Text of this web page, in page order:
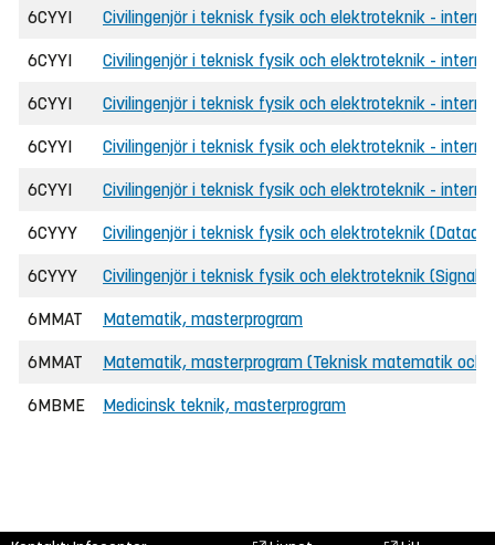
6CYYI Civilingenjör i teknisk fysik och elektroteknik -
6CYYI Civilingenjör i teknisk fysik och elektroteknik -
6CYYI Civilingenjör i teknisk fysik och elektroteknik -
6CYYI Civilingenjör i teknisk fysik och elektroteknik -
6CYYI Civilingenjör i teknisk fysik och elektroteknik -
6CYYY Civilingenjör i teknisk fysik och elektroteknik
6CYYY Civilingenjör i teknisk fysik och elektroteknik (Signal-
6MMAT Matematik, masterprogram
6MMAT Matematik, masterprogram (Teknisk matematik och
6MBME Medicinsk teknik, masterprogram